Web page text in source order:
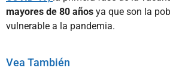
mayores de 80 años ya que son la
vulnerable a la pandemia.
Vea También